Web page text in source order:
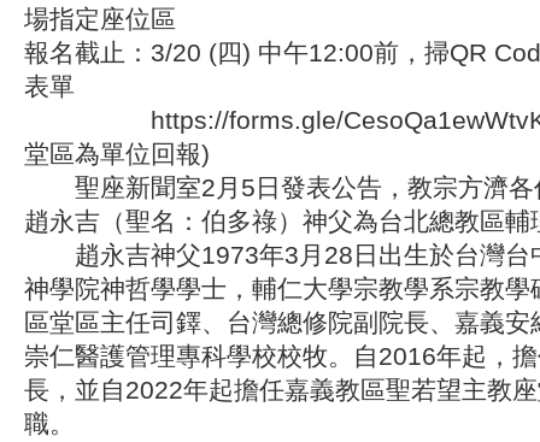
場指定座位區
報名截止：3/20 (四) 中午12:00前，掃QR
表單
https://forms.gle/
堂區為單位回報)
聖座新聞室2月5日發表公告，教宗方濟各
趙永吉（聖名：伯多祿）神父為台北總教區輔
趙永吉神父1973年3月28日出生於台灣台
神學院神哲學學士，輔仁大學宗教學系宗教學
區堂區主任司鐸、台灣總修院副院長、嘉義
崇仁醫護管理專科學校校牧。自2016年起，
長，並自2022年起擔任嘉義教區聖若望主教
職。